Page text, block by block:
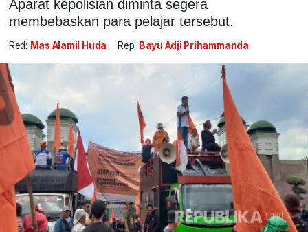
Aparat kepolisian diminta segera
membebaskan para pelajar tersebut.
Red: Mas Alamil Huda Rep: Bayu Adji Prihammanda